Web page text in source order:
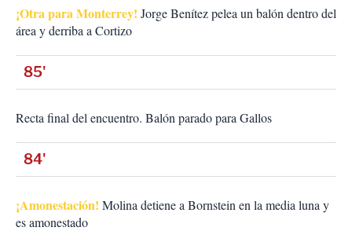
¡Otra para Monterrey! Jorge Benítez pelea un balón dentro del
área y derriba a Cortizo
85'
Recta final del encuentro. Balón parado para Gallos
84'
¡Amonestación! Molina detiene a Bornstein en la media luna y
es amonestado